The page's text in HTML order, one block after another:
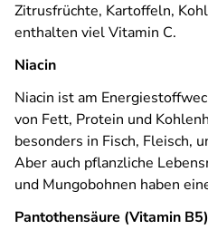
Zitrusfrüchte, Kartoffeln,
enthalten viel Vitamin C.
Niacin
Niacin ist am
von Fett, Protein und
besonders in Fisch, Fleisch,
Aber auch pflanzliche
und Mungobohnen haben
Pantothensäure (Vitamin B5)